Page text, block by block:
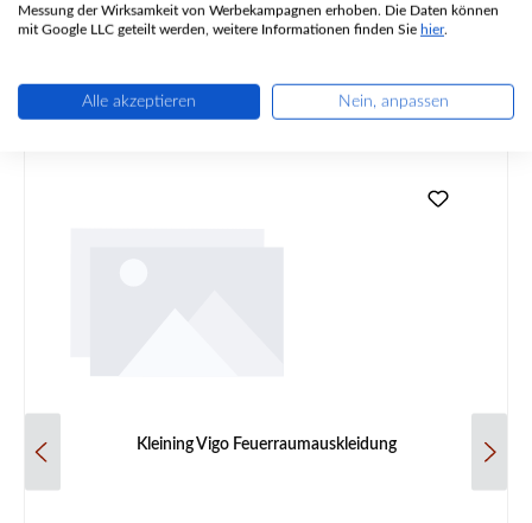
Kleining Vigo Feuerraumauskleidung
Messung der Wirksamkeit von Werbekampagnen erhoben. Die Daten können
mit Google LLC geteilt werden, weitere Informationen finden Sie hier.
Alle akzeptieren Nein, anpassen